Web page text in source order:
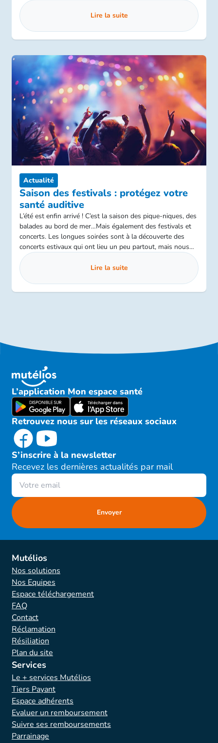
Lire la suite
Actualité
Saison des festivals : protégez votre
santé auditive
L’été est enfin arrivé ! C’est la saison des pique-niques, des
balades au bord de mer…Mais également des festivals et
concerts. Les longues soirées sont à la découverte des
concerts estivaux qui ont lieu un peu partout, mais nous
oublions souvent que ces évènements ne sont pas
anodins, surtout si on les pratique à répétition. Il faut, en
effet, penser à sa santé auditive !
Lire la suite
L’application Mon espace santé
Retrouvez nous sur les réseaux sociaux
S’inscrire à la newsletter
Recevez les dernières actualités par mail
Mutélios
Nos solutions
Nos Equipes
Espace téléchargement
FAQ
Contact
Réclamation
Résiliation
Plan du site
Services
Le + services Mutélios
Tiers Payant
Espace adhérents
Evaluer un remboursement
Suivre ses remboursements
Parrainage